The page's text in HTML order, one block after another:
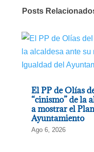
Posts
El PP de Olías
“cinismo” de la
a mostrar el
Ayuntamiento
Ago 6, 2026